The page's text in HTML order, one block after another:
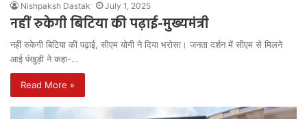
Nishpaksh Dastak July 1, 2025
नहीं रुकेगी बिटिया की पढ़ाई-मुख्यमंत्री
नहीं रुकेगी बिटिया की पढ़ाई, सीएम योगी ने दिया भरोसा। जनता दर्शन में सीएम से मिलने
आई पंखुड़ी ने कहा-…
Read More »